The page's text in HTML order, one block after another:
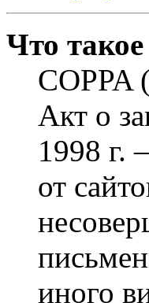
Что
COPPA
Акт о
1998 г.
от
иного